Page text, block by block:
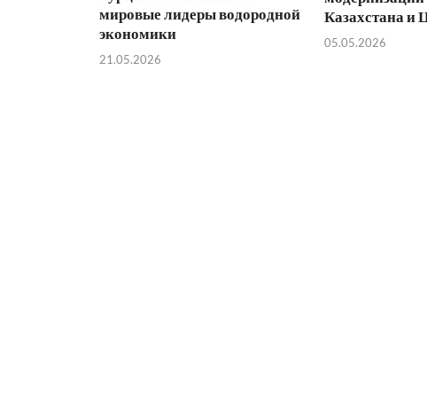
мировые лидеры водородной
экономики
21.05.2026
Казахстана и
05.05.2026